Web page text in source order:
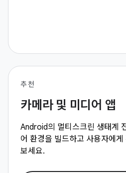
추천
카메라 및 미디어 앱
Android의 멀티스크린 생태계
어 환경을 빌드하고 사용자에
보세요.